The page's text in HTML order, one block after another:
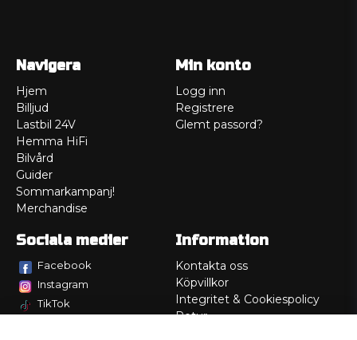
Navigera
Hjem
Billjud
Lastbil 24V
Hemma HiFi
Bilvård
Guider
Sommarkampanj!
Merchandise
Min konto
Logg inn
Registrere
Glemt passord?
Sociala medier
Facebook
Instagram
TikTok
Information
Kontakta oss
Köpvillkor
Integritet & Cookiespolicy
Retur